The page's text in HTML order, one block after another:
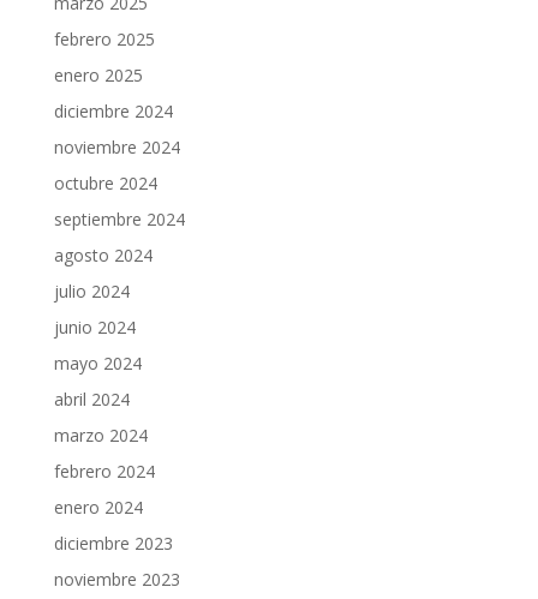
febrero 2025
enero 2025
diciembre 2024
noviembre 2024
octubre 2024
septiembre 2024
agosto 2024
julio 2024
junio 2024
mayo 2024
abril 2024
marzo 2024
febrero 2024
enero 2024
diciembre 2023
noviembre 2023